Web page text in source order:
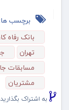
برچسب ها:
بانک رفاه
تهران
مسابقات
مشتریان
به اشتراک